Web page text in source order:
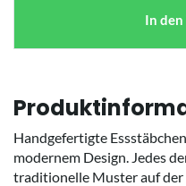
In
Handgefertigte
modernem Design. Jedes
traditionelle Muster auf der